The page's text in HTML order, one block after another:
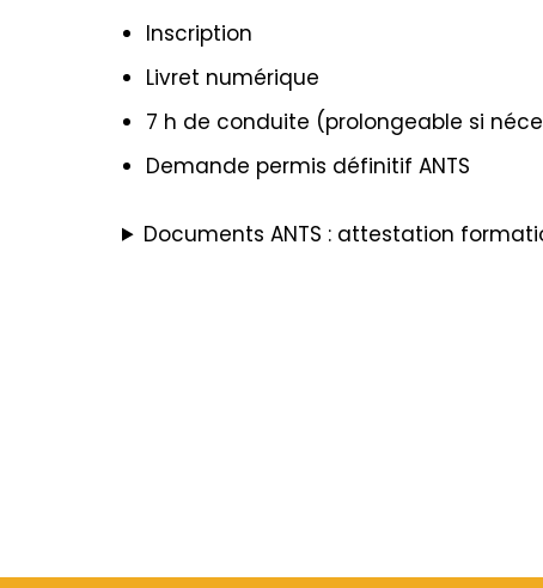
Inscription
Livret numérique
7 h de conduite (prolongeable si
Demande permis définitif ANTS
Documents ANTS : attestation